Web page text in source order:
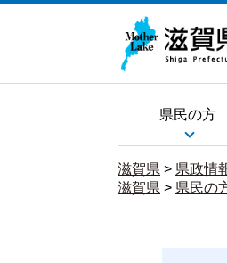
県民の方
滋賀県 > 県政情
滋賀県 > 県民の